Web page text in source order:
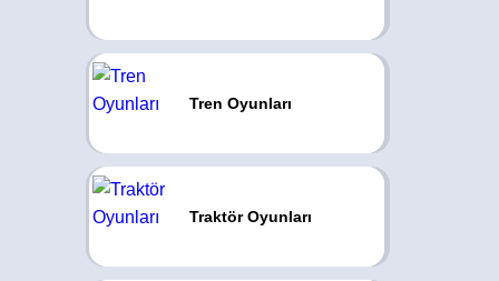
Tren Oyunları
Traktör Oyunları